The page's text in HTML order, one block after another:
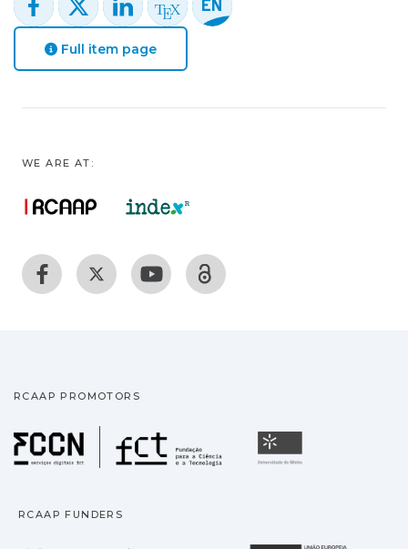
Full item page
WE ARE AT:
RCAAP PROMOTORS
Fundação para a
RCAAP FUNDERS